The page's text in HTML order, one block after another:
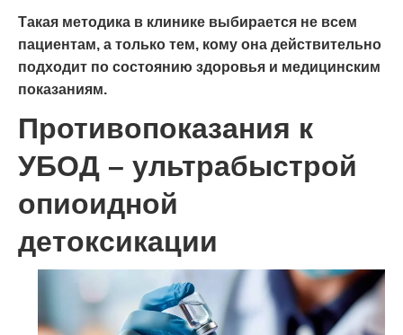
Такая методика в клинике выбирается не всем
пациентам, а только тем, кому она действительно
подходит по состоянию здоровья и медицинским
показаниям.
Противопоказания к
УБОД – ультрабыстрой
опиоидной
детоксикации